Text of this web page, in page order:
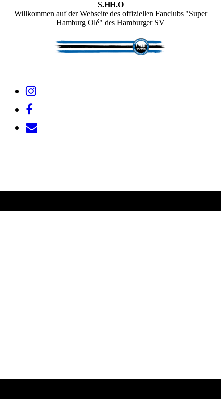
S.HH.O
Willkommen auf der Webseite des offiziellen Fanclubs "Super
Hamburg Olé" des Hamburger SV